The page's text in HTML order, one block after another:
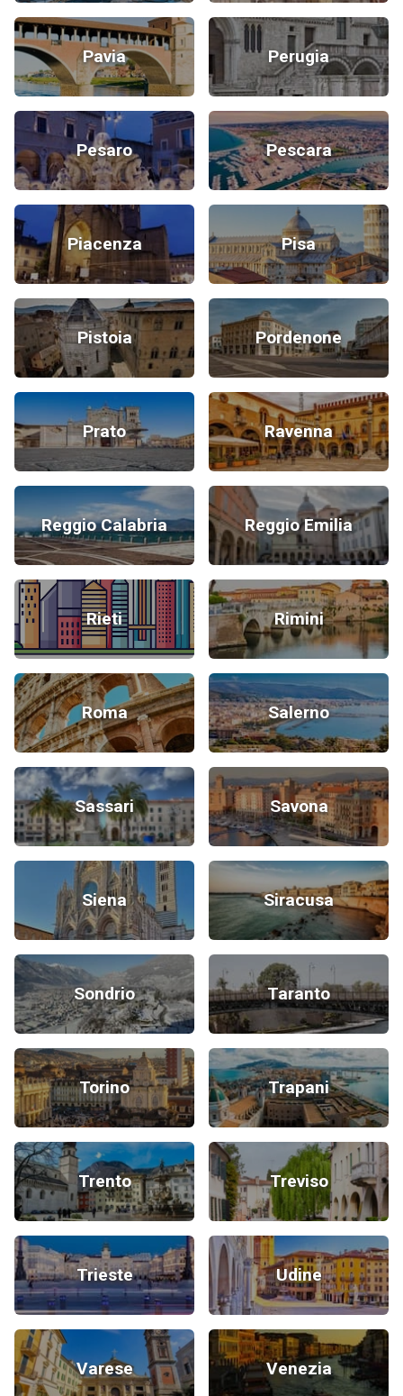
Pavia Perugia
Pesaro Pescara
Piacenza Pisa
Pistoia Pordenone
Prato Ravenna
Reggio Calabria Reggio Emilia
Rieti Rimini
Roma Salerno
Sassari Savona
Siena Siracusa
Sondrio Taranto
Torino Trapani
Trento Treviso
Trieste Udine
Varese Venezia